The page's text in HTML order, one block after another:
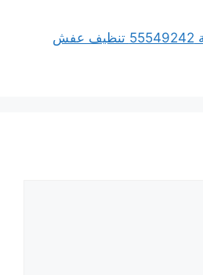
تنظيف سجاد الرابية 55549242 تنظيف عفش